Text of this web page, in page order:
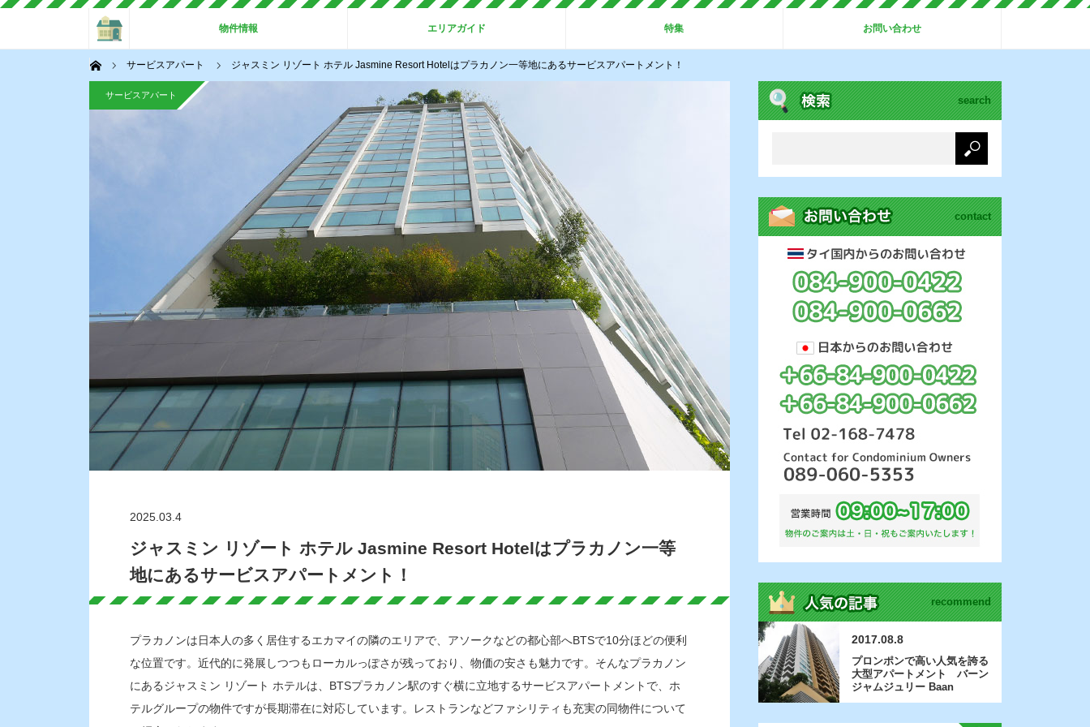
物件情報 エリアガイド 特集 お問い合わせ
ホーム サービスアパート ジャスミン リゾート ホテル Jasmine Resort Hotelはプラカノン一等地にあるサービスアパートメント！
サービスアパート
2025.03.4
ジャスミン リゾート ホテル Jasmine Resort Hotelはプラカノン一等
地にあるサービスアパートメント！
プラカノンは日本人の多く居住するエカマイの隣のエリアで、アソークなどの都心部へBTSで10分ほどの便利
な位置です。近代的に発展しつつもローカルっぽさが残っており、物価の安さも魅力です。そんなプラカノン
にあるジャスミン リゾート ホテルは、BTSプラカノン駅のすぐ横に立地するサービスアパートメントで、ホ
テルグループの物件ですが長期滞在に対応しています。レストランなどファシリティも充実の同物件について
search
contact
recommend
2017.08.8
プロンポンで高い人気を誇る
大型アパートメント バーン
ジャムジュリー Baan
Jamjuree